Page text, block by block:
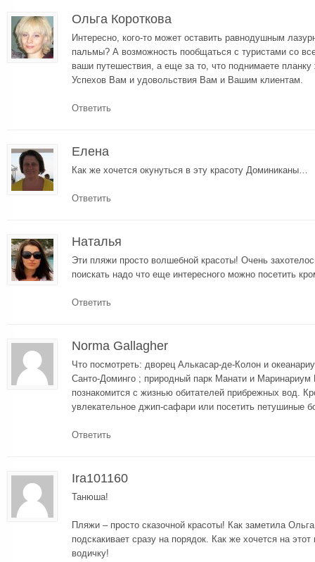
Ольга Короткова
Интересно, кого-то может оставить равнодушным
пальмы? А возможность пообщаться с туристами со
ваши путешествия, а еще за то, что поднимаете планку
Успехов Вам и удовольствия Вам и Вашим клиентам.
Ответить
Елена
Как же хочется окунуться в эту красоту Доминиканы…
Ответить
Наталья
Эти пляжи просто волшебной красоты! Очень
поискать надо что еще интересного можно посетить
Ответить
Norma Gallagher
Что посмотреть: дворец Алькасар-де-Колон и
Санто-Доминго ; природный парк Манати и Маринариум
познакомится с жизнью обитателей прибрежных вод.
увлекательное джип-сафари или посетить петушиные
Ответить
Ira101160
Танюша!
Пляжи – просто сказочной красоты! Как заметила
подскакивает сразу на порядок. Как же хочется на
водичку!